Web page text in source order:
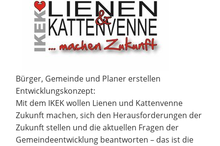
Bürger, Gemeinde und Planer erstellen
Entwicklungskonzept:
Mit dem IKEK wollen Lienen und Kattenvenne
Zukunft machen, sich den Herausforderungen der
Zukunft stellen und die aktuellen Fragen der
Gemeindeentwicklung beantworten – das ist die